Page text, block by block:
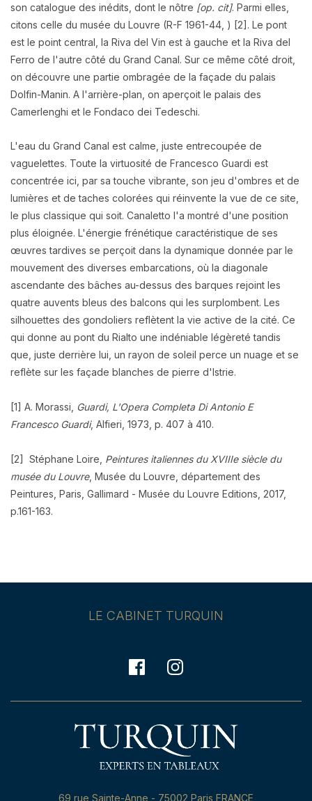
son catalogue des inédits, dont le nôtre [op. cit]. Parmi elles,
citons celle du musée du Louvre (R-F 1961-44, ) [2]. Le pont
est le point central, la Riva del Vin est à gauche et la Riva del
Ferro de l'autre côté du Grand Canal. Sur ce même côté droit,
on découvre une partie ombragée de la façade du palais
Dolfin-Manin. A l'arrière-plan, on aperçoit le palais des
Camerlenghi et le Fondaco dei Tedeschi.
L'eau du Grand Canal est calme, juste entrecoupée de
vaguelettes. Toute la virtuosité de Francesco Guardi est
concentrée ici, par sa touche vibrante, son jeu d'ombres et de
lumières et de taches colorées qui réinvente la vue de ce site,
le plus classique qui soit. Canaletto l'a montré d'une position
plus éloignée. L'énergie frénétique caractéristique de ses
œuvres tardives se perçoit dans la dynamique donnée par le
mouvement des diverses embarcations, où la diagonale
ascendante des bâches au-dessus des barques rejoint les
quatre auvents bleus des balcons qui les surplombent. Les
silhouettes des gondoliers reflètent la vie active de la cité. Ce
qui donne au pont du Rialto une indéniable légèreté tandis
que, juste derrière lui, un rayon de soleil perce un nuage et se
reflète sur les façade blanches de pierre d'Istrie.
[1] A. Morassi,
Guardi, L'Opera Completa Di Antonio E
Francesco Guardi, Alfieri, 1973, p. 407 à 410.
[2] Stéphane Loire, Peintures italiennes du XVIIIe siècle du
musée du Louvre, Musée du Louvre, département des
Peintures, Paris, Gallimard - Musée du Louvre Editions, 2017,
p.161-163.
LE CABINET TURQUIN
69,rue Sainte-Anne - 75002 Paris FRANCE